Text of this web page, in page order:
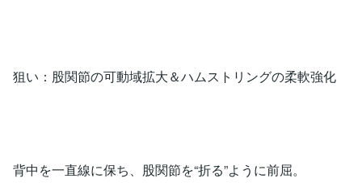
狙い：股関節の可動域拡大＆ハムストリングの柔軟強化
背中を一直線に保ち、股関節を“折る”ように前屈。